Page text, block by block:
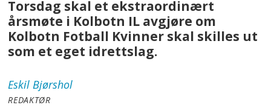
Torsdag skal et ekstraordinært
årsmøte i Kolbotn IL avgjøre om
Kolbotn Fotball Kvinner skal skilles ut
som et eget idrettslag.
Eskil Bjørshol
REDAKTØR